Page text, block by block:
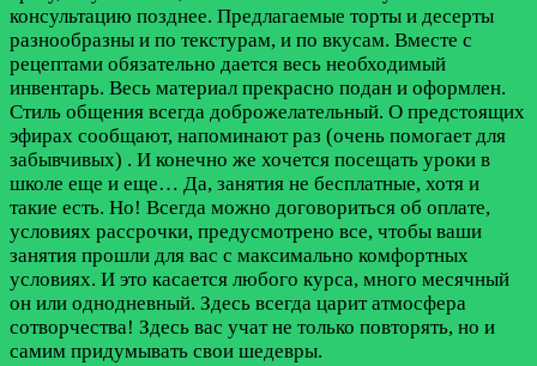
консультацию позднее. Предлагаемые торты и десерты
разнообразны и по текстурам, и по вкусам. Вместе с
рецептами обязательно дается весь необходимый
инвентарь. Весь материал прекрасно подан и оформлен.
Стиль общения всегда доброжелательный. О предстоящих
эфирах сообщают, напоминают раз (очень помогает для
забывчивых) . И конечно же хочется посещать уроки в
школе еще и еще… Да, занятия не бесплатные, хотя и
такие есть. Но! Всегда можно договориться об оплате,
условиях рассрочки, предусмотрено все, чтобы ваши
занятия прошли для вас с максимально комфортных
условиях. И это касается любого курса, много месячный
он или однодневный. Здесь всегда царит атмосфера
сотворчества! Здесь вас учат не только повторять, но и
самим придумывать свои шедевры.